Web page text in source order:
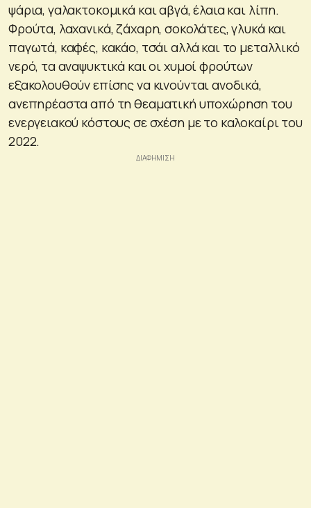
ψάρια, γαλακτοκομικά και αβγά, έλαια και λίπη.
Φρούτα, λαχανικά, ζάχαρη, σοκολάτες, γλυκά και
παγωτά, καφές, κακάο, τσάι αλλά και το μεταλλικό
νερό, τα αναψυκτικά και οι χυμοί φρούτων
εξακολουθούν επίσης να κινούνται ανοδικά,
ανεπηρέαστα από τη θεαματική υποχώρηση του
ενεργειακού κόστους σε σχέση με το καλοκαίρι του
2022.